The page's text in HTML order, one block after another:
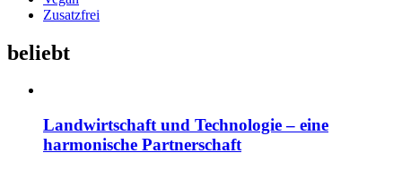
Zusatzfrei
beliebt
Landwirtschaft und Technologie – eine
harmonische Partnerschaft